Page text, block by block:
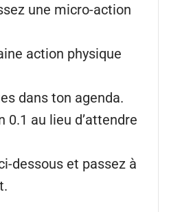
une micro-action
action physique
dans ton agenda.
0.1 au lieu d’attendre
dessous et passez à